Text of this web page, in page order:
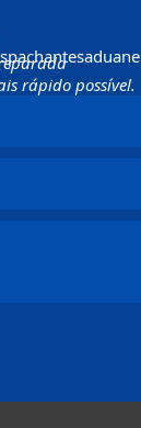
rápido possível.